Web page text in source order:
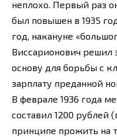
неплохо. Первый раз
был повышен в 1935
год, накануне
Виссарионович решил
основу для борьбы с
зарплату преданной
В феврале 1936 года
составил 1200 рублей
принципе прожить на